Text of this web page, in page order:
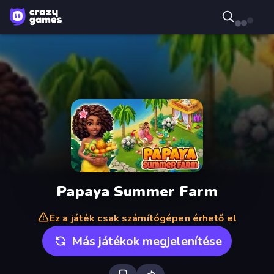
Papaya Summer Farm
Ez a játék csak számítógépen érhető el
Más játékok megjelenítése